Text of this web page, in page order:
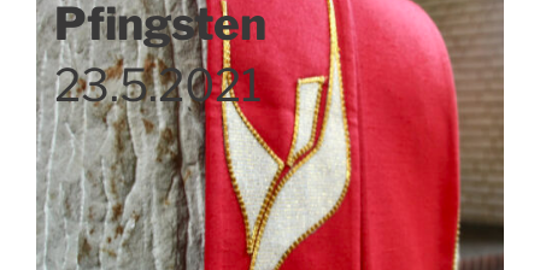
Pfingsten
23.5.2021